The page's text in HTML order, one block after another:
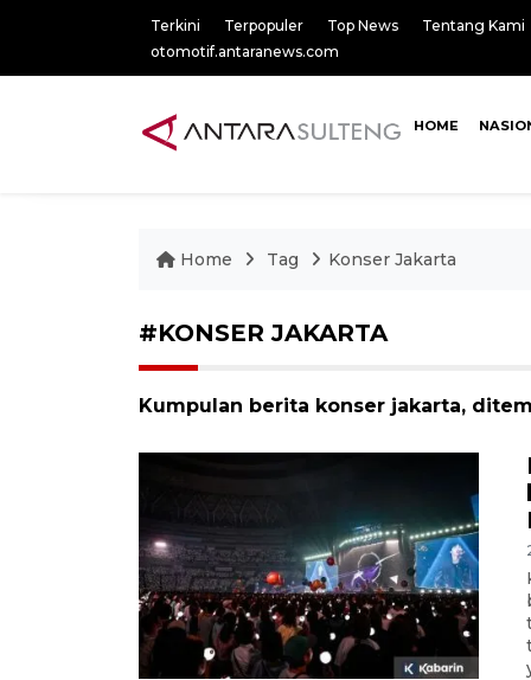
Terkini Terpopuler Top News
Tentang Kami
otomotif.antaranews.com
HOME
Home Tag Konser Jakarta
#KONSER JAKARTA
Kumpulan berita konser jakarta,